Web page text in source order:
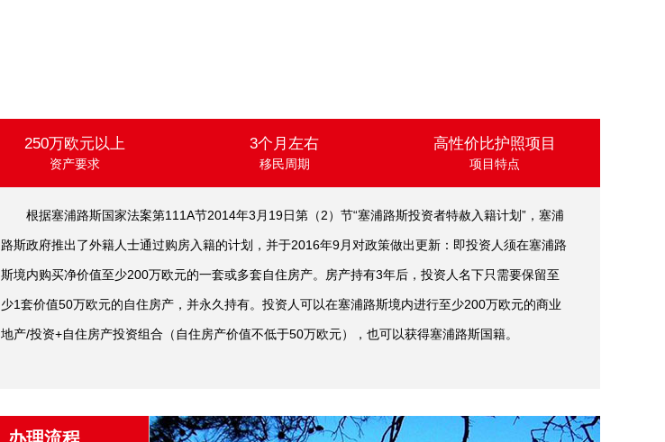
250万欧元以上
资产要求
3个月左右
移民周期
高性价比护照项目
项目特点
根据塞浦路斯国家法案第111A节2014年3月19日第（2）节“塞浦路斯投资者特赦入籍计划”，塞浦
路斯政府推出了外籍人士通过购房入籍的计划，并于2016年9月对政策做出更新：即投资人须在塞浦路
斯境内购买净价值至少200万欧元的一套或多套自住房产。房产持有3年后，投资人名下只需要保留至
少1套价值50万欧元的自住房产，并永久持有。投资人可以在塞浦路斯境内进行至少200万欧元的商业
地产/投资+自住房产投资组合（自住房产价值不低于50万欧元），也可以获得塞浦路斯国籍。